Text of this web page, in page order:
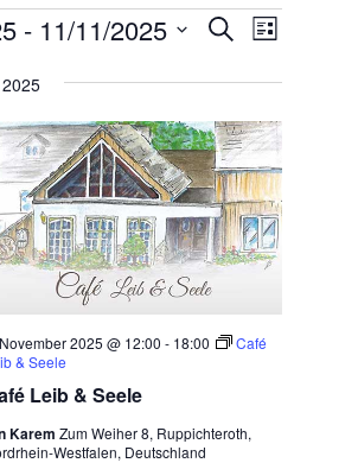
und
Ansichten,
Navigation
SucheListe
- 11/11/2025
Leib & Seele
2025 @ 12:00 - 18:00
Café
& Seele
KaremZum Weiher 8, Ruppichteroth,
Westfalen, Deutschland